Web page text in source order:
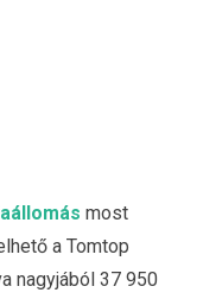
most
a Tomtop
nagyjából 37 950